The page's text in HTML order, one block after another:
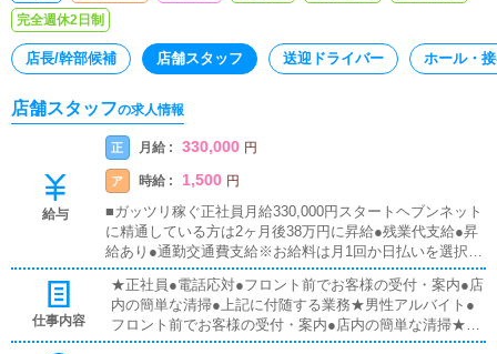
完全週休2日制
店長/幹部候補 店舗スタッフ 送迎ドライバー ホール・
店舗スタッフの求人情報
給与
正 月給 : 330,000 円
ア 時給 : 1,500 円
■ガッツリ稼ぐ正社員月給330,000円スタートヘブンネット
に精通している方は2ヶ月後38万円に昇給●残業代支給●昇
給あり●通勤交通費支給※お給料は月1回か日払いを選択で
きます。■アルバイト時給1,500円
仕事内容
★正社員●電話応対●フロント前でお客様の受付・案内●店
内の簡単な清掃●上記に付随する業務★男性アルバイト●
フロント前でお客様の受付・案内●店内の簡単な清掃★女
性アルバイト●電話応対●フロント内でお客様の受付・案